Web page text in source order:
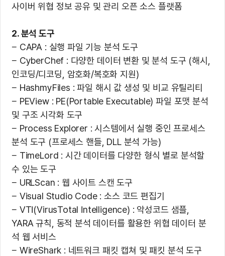
사이버 위협 정보 공유 및 관리 오픈 소스 플랫폼
2. 분석 도구
− CAPA : 실행 파일 기능 분석 도구
− CyberChef : 다양한 데이터 변환 및 분석 도구 (해시,
인코딩/디코딩, 암호화/복호화 지원)
− HashmyFiles : 파일 해시 값 생성 및 비교 유틸리티
− PEView : PE(Portable Executable) 파일 포맷 분석
및 구조 시각화 도구
− Process Explorer : 시스템에서 실행 중인 프로세스
분석 도구 (프로세스 핸들, DLL 분석 가능)
− TimeLord : 시간 데이터를 다양한 형식 별로 분석할
수 있는 도구
− URLScan : 웹 사이트 스캔 도구
− Visual Studio Code : 소스 코드 편집기
− VTI(VirusTotal Intelligence) : 악성코드 샘플,
YARA 규칙, 동적 분석 데이터를 활용한 위협 데이터 분
석 웹 서비스
− WireShark : 네트워크 패킷 캡쳐 및 패킷 분석 도구